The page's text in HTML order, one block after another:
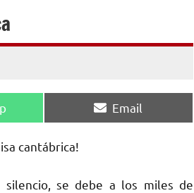
Compartir
en
Email
cantábrica!
se debe a los miles de